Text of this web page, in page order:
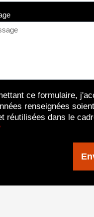
ce formulaire,
renseignées soient
réutilisées dans le